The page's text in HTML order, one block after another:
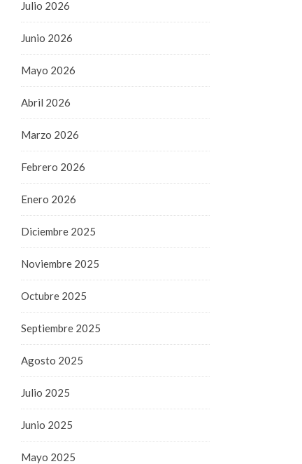
Julio 2026
Junio 2026
Mayo 2026
Abril 2026
Marzo 2026
Febrero 2026
Enero 2026
Diciembre 2025
Noviembre 2025
Octubre 2025
Septiembre 2025
Agosto 2025
Julio 2025
Junio 2025
Mayo 2025